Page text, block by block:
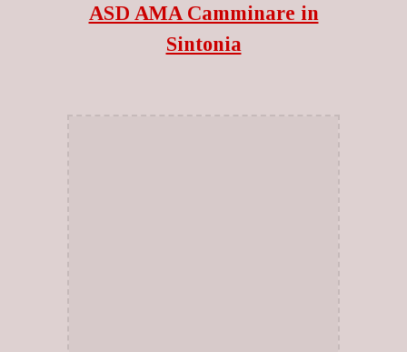
ASD AMA Camminare in
Sintonia